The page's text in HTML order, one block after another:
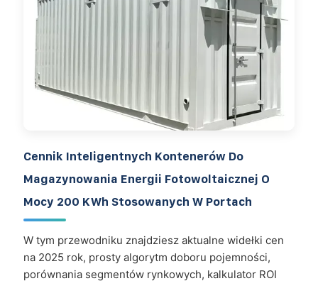
Cennik Inteligentnych Kontenerów Do
Magazynowania Energii Fotowoltaicznej O
Mocy 200 KWh Stosowanych W Portach
W tym przewodniku znajdziesz aktualne widełki cen
na 2025 rok, prosty algorytm doboru pojemności,
porównania segmentów rynkowych, kalkulator ROI